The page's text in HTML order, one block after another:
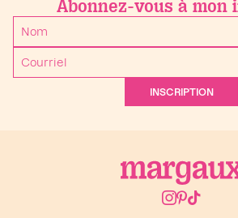
Abonnez-vous à mon
INSCRIPTION